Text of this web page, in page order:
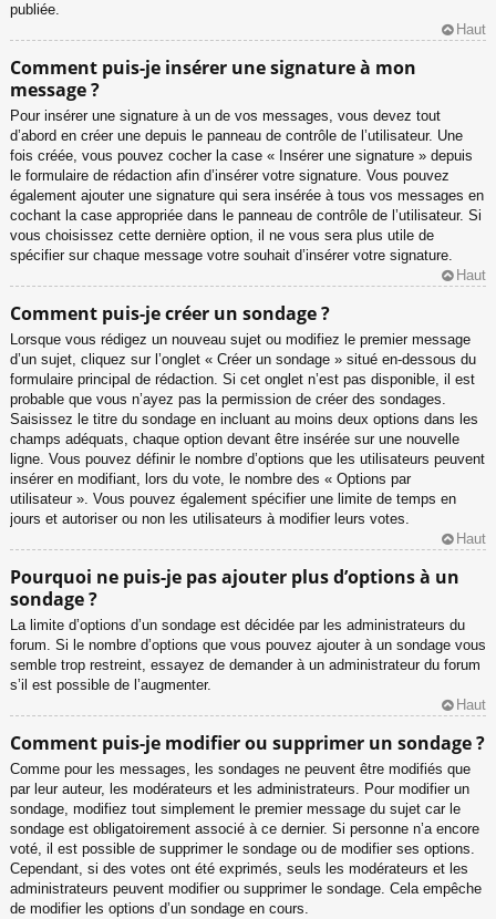
publiée.
Haut
Comment puis-je insérer une signature à mon
message ?
Pour insérer une signature à un de vos messages, vous devez tout
d’abord en créer une depuis le panneau de contrôle de l’utilisateur. Une
fois créée, vous pouvez cocher la case « Insérer une signature » depuis
le formulaire de rédaction afin d’insérer votre signature. Vous pouvez
également ajouter une signature qui sera insérée à tous vos messages en
cochant la case appropriée dans le panneau de contrôle de l’utilisateur. Si
vous choisissez cette dernière option, il ne vous sera plus utile de
spécifier sur chaque message votre souhait d’insérer votre signature.
Haut
Comment puis-je créer un sondage ?
Lorsque vous rédigez un nouveau sujet ou modifiez le premier message
d’un sujet, cliquez sur l’onglet « Créer un sondage » situé en-dessous du
formulaire principal de rédaction. Si cet onglet n’est pas disponible, il est
probable que vous n’ayez pas la permission de créer des sondages.
Saisissez le titre du sondage en incluant au moins deux options dans les
champs adéquats, chaque option devant être insérée sur une nouvelle
ligne. Vous pouvez définir le nombre d’options que les utilisateurs peuvent
insérer en modifiant, lors du vote, le nombre des « Options par
utilisateur ». Vous pouvez également spécifier une limite de temps en
jours et autoriser ou non les utilisateurs à modifier leurs votes.
Haut
Pourquoi ne puis-je pas ajouter plus d’options à un
sondage ?
La limite d’options d’un sondage est décidée par les administrateurs du
forum. Si le nombre d’options que vous pouvez ajouter à un sondage vous
semble trop restreint, essayez de demander à un administrateur du forum
s’il est possible de l’augmenter.
Haut
Comment puis-je modifier ou supprimer un sondage ?
Comme pour les messages, les sondages ne peuvent être modifiés que
par leur auteur, les modérateurs et les administrateurs. Pour modifier un
sondage, modifiez tout simplement le premier message du sujet car le
sondage est obligatoirement associé à ce dernier. Si personne n’a encore
voté, il est possible de supprimer le sondage ou de modifier ses options.
Cependant, si des votes ont été exprimés, seuls les modérateurs et les
administrateurs peuvent modifier ou supprimer le sondage. Cela empêche
de modifier les options d’un sondage en cours.